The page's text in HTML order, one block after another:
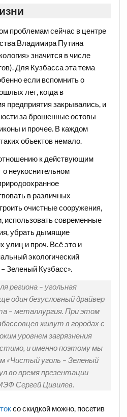
проблемам сейчас в центре
Владимира Путина
значится в числе
Для Кузбасса эта тема
если вспомнить о
лет, когда в
предприятия закрывались, и
за брошенные остовы
и прочее. В каждом
объектов немало.
к действующим
о неукоснительном
в различных
очистные сооружения,
использовать современные
убрать дымящие
улиц и проч. Всё это и
экологический
Зеленый Кузбасс».
региона – угольная
один безусловный драйвер
– металлургия. При этом
живут в городах с
уровнем загрязнения
и именно поэтому мы
«Чистый уголь – Зеленый
во время презентации
Сергей Цивилев.
со скидкой можно, посетив